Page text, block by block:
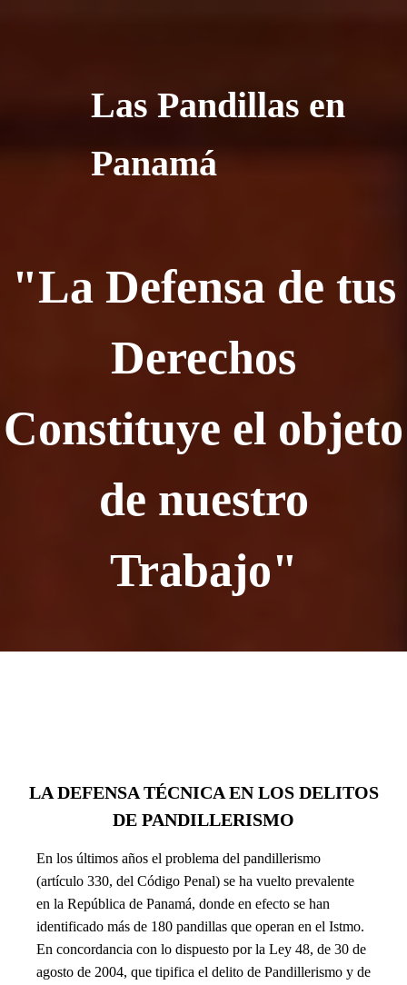
Las Pandillas en
Panamá
"La Defensa de tus
Derechos
Constituye el objeto
de nuestro
Trabajo"
LA DEFENSA TÉCNICA EN LOS DELITOS
DE PANDILLERISMO
En los últimos años el problema del pandillerismo
(artículo 330, del Código Penal) se ha vuelto prevalente
en la República de Panamá, donde en efecto se han
identificado más de 180 pandillas que operan en el Istmo.
En concordancia con lo dispuesto por la Ley 48, de 30 de
agosto de 2004, que tipifica el delito de Pandillerismo y de